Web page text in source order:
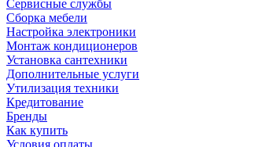
Сервисные службы
Сборка мебели
Настройка электроники
Монтаж кондиционеров
Установка сантехники
Дополнительные услуги
Утилизация техники
Кредитование
Бренды
Как купить
Условия оплаты